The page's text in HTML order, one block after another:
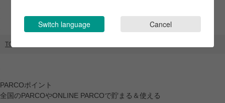
TOP
PARCOポイント
全国のPARCOやONLINE PARCOで貯まる＆使える
Switch language Cancel